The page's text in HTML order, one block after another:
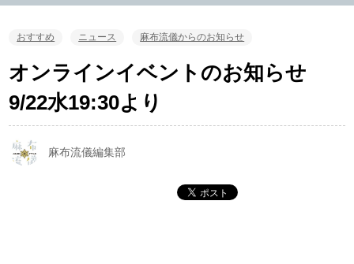
おすすめ ニュース 麻布流儀からのお知らせ
オンラインイベントのお知らせ
9/22水19:30より
麻布流儀編集部